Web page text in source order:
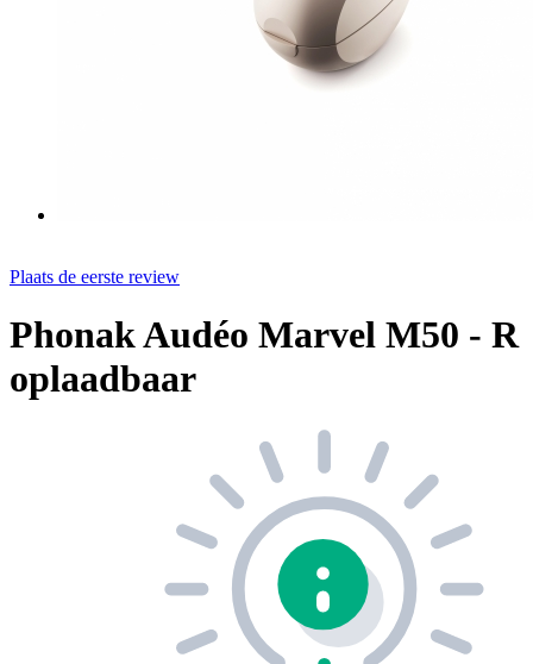
Plaats de eerste review
Phonak Audéo Marvel M50 - R
oplaadbaar